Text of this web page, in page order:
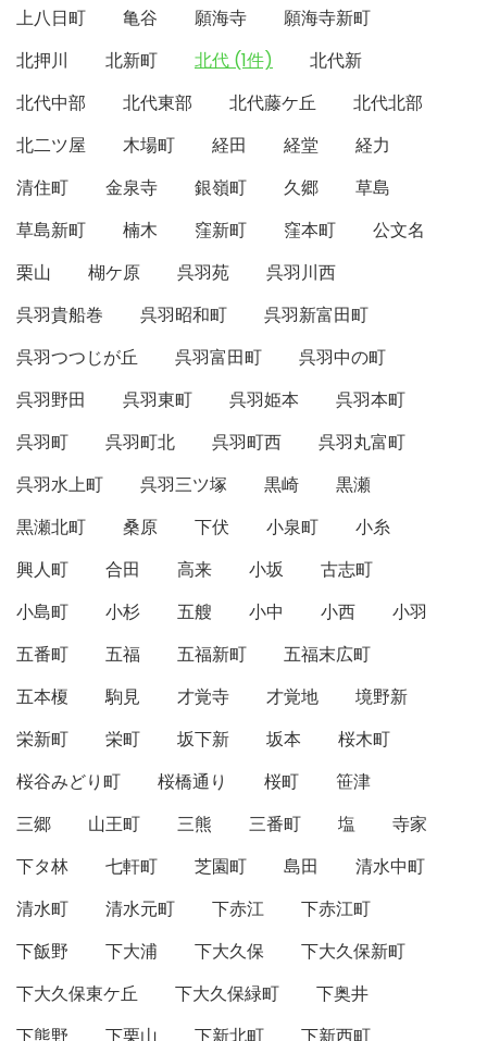
上八日町
亀谷 願海寺
願海寺新町
北押川
北新町 北代 (1件)
北代新
北代中部
北代東部 北代藤ケ丘
北代北部
北二ツ屋
木場町 経田 経堂
経力
清住町
金泉寺 銀嶺町 久郷
草島
草島新町
楠木 窪新町 窪本町
公文名
栗山
楜ケ原 呉羽苑
呉羽川西
呉羽貴船巻
呉羽昭和町
呉羽新富田町
呉羽つつじが丘
呉羽富田町
呉羽中の町
呉羽野田
呉羽東町 呉羽姫本
呉羽本町
呉羽町
呉羽町北 呉羽町西
呉羽丸富町
呉羽水上町
呉羽三ツ塚 黒崎
黒瀬
黒瀬北町
桑原 下伏 小泉町
小糸
興人町
合田 高来 小坂
古志町
小島町
小杉 五艘 小中 小西
小羽
五番町
五福 五福新町
五福末広町
五本榎
駒見 才覚寺 才覚地
境野新
栄新町
栄町 坂下新 坂本
桜木町
桜谷みどり町
桜橋通り 桜町
笹津
三郷
山王町 三熊 三番町 塩
寺家
下タ林
七軒町 芝園町 島田
清水中町
清水町
清水元町 下赤江
下赤江町
下飯野
下大浦 下大久保
下大久保新町
下大久保東ケ丘
下大久保緑町
下奥井